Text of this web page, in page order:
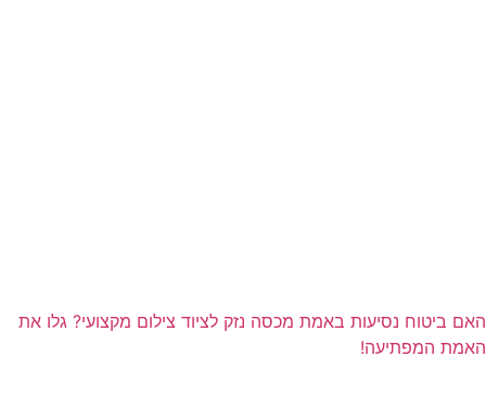
האם ביטוח נסיעות באמת מכסה נזק לציוד צילום מקצועי? גלו את
האמת המפתיעה!